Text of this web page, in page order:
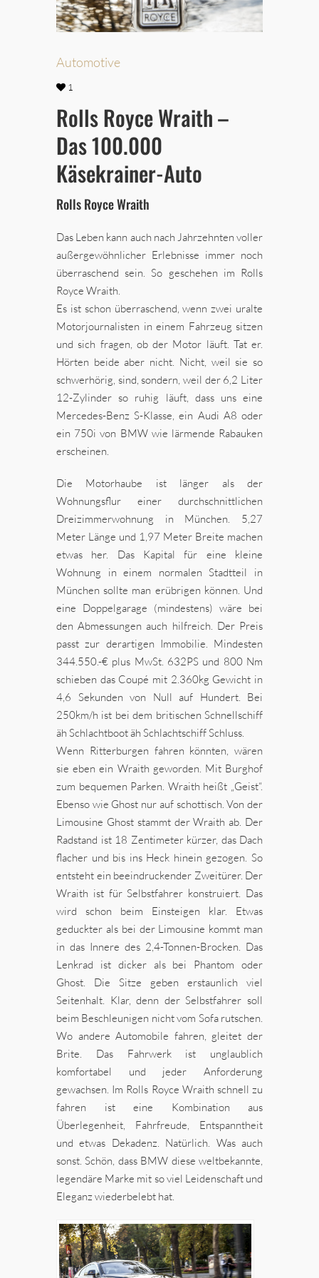
Automotive
1
Rolls Royce Wraith –
Das 100.000
Käsekrainer-Auto
Rolls Royce Wraith
Das Leben kann auch nach Jahrzehnten voller
außergewöhnlicher Erlebnisse immer noch
überraschend sein. So geschehen im Rolls
Royce Wraith.
Es ist schon überraschend, wenn zwei uralte
Motorjournalisten in einem Fahrzeug sitzen
und sich fragen, ob der Motor läuft. Tat er.
Hörten beide aber nicht. Nicht, weil sie so
schwerhörig, sind, sondern, weil der 6,2 Liter
12-Zylinder so ruhig läuft, dass uns eine
Mercedes-Benz S-Klasse, ein Audi A8 oder
ein 750i von BMW wie lärmende Rabauken
erscheinen.
Die Motorhaube ist länger als der
Wohnungsflur einer durchschnittlichen
Dreizimmerwohnung in München. 5,27
Meter Länge und 1,97 Meter Breite machen
etwas her. Das Kapital für eine kleine
Wohnung in einem normalen Stadtteil in
München sollte man erübrigen können. Und
eine Doppelgarage (mindestens) wäre bei
den Abmessungen auch hilfreich. Der Preis
passt zur derartigen Immobilie. Mindesten
344.550.-€ plus MwSt. 632PS und 800 Nm
schieben das Coupé mit 2.360kg Gewicht in
4,6 Sekunden von Null auf Hundert. Bei
250km/h ist bei dem britischen Schnellschiff
äh Schlachtboot äh Schlachtschiff Schluss.
Wenn Ritterburgen fahren könnten, wären
sie eben ein Wraith geworden. Mit Burghof
zum bequemen Parken. Wraith heißt „Geist“.
Ebenso wie Ghost nur auf schottisch. Von der
Limousine Ghost stammt der Wraith ab. Der
Radstand ist 18 Zentimeter kürzer, das Dach
flacher und bis ins Heck hinein gezogen. So
entsteht ein beeindruckender Zweitürer. Der
Wraith ist für Selbstfahrer konstruiert. Das
wird schon beim Einsteigen klar. Etwas
geduckter als bei der Limousine kommt man
in das Innere des 2,4-Tonnen-Brocken. Das
Lenkrad ist dicker als bei Phantom oder
Ghost. Die Sitze geben erstaunlich viel
Seitenhalt. Klar, denn der Selbstfahrer soll
beim Beschleunigen nicht vom Sofa rutschen.
Wo andere Automobile fahren, gleitet der
Brite. Das Fahrwerk ist unglaublich
komfortabel und jeder Anforderung
gewachsen. Im Rolls Royce Wraith schnell zu
fahren ist eine Kombination aus
Überlegenheit, Fahrfreude, Entspanntheit
und etwas Dekadenz. Natürlich. Was auch
sonst. Schön, dass BMW diese weltbekannte,
legendäre Marke mit so viel Leidenschaft und
Eleganz wiederbelebt hat.